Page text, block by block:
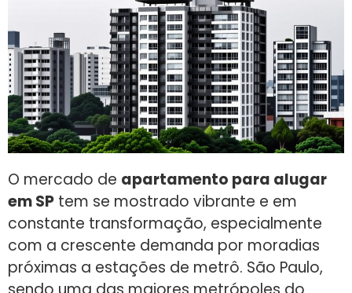
O mercado de apartamento para alugar
em SP tem se mostrado vibrante e em
constante transformação, especialmente
com a crescente demanda por moradias
próximas a estações de metrô. São Paulo,